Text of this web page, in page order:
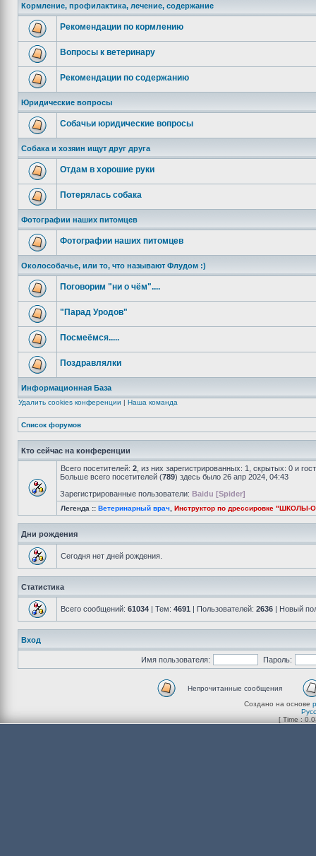
Кормление, профилактика, лечение, содержание
Рекомендации по кормлению
Вопросы к ветеринару
Рекомендации по содержанию
Юридические вопросы
Собачьи юридические вопросы
Собака и хозяин ищут друг друга
Отдам в хорошие руки
Потерялась собака
Фотографии наших питомцев
Фотографии наших питомцев
Околособачье, или то, что называют Флудом :)
Поговорим "ни о чём"....
"Парад Уродов"
Посмеёмся.....
Поздравлялки
Информационная База
Удалить cookies конференции | Наша команда
Список форумов
Кто сейчас на конференции
Всего посетителей: 2 , из них зарегистрированных: 1, скрытых: 0 и
Больше всего посетителей (789) здесь было 26 апр 2024, 04:43
Зарегистрированные пользователи: Baidu [Spider]
Легенда :: Ветеринарный врач Инструктор по дрессировке "ШКОЛЫ-
Дни рождения
Сегодня нет дней рождения.
Статистика
Всего сообщений: 61034 | Тем: 4691 | Пользователей: 2636 | Новый
Вход
Имя пользователя: Пароль:
Непрочитанные сообщения
Создано на основе
[ Time :